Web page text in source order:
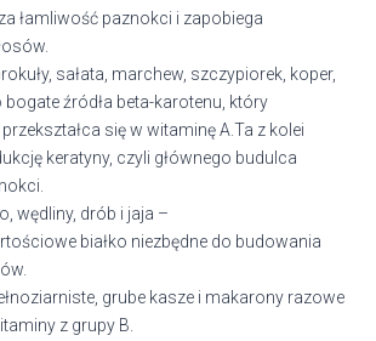
łamliwość paznokci i zapobiega
sałata, marchew, szczypiorek, koper,
bogate źródła beta-karotenu, który
się w witaminę A.Ta z kolei
keratyny, czyli głównego budulca
wędliny, drób i jaja –
białko niezbędne do budowania
grube kasze i makarony razowe
z grupy B.